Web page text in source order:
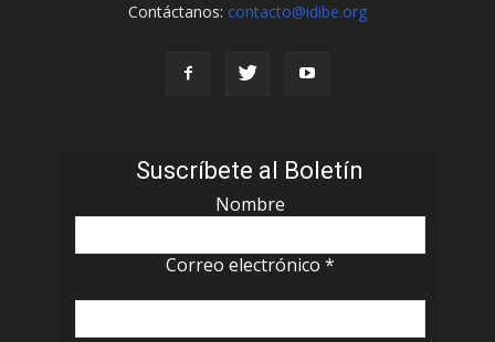
Contáctanos: contacto@idibe.org
Suscríbete al Boletín
Nombre
Correo electrónico *